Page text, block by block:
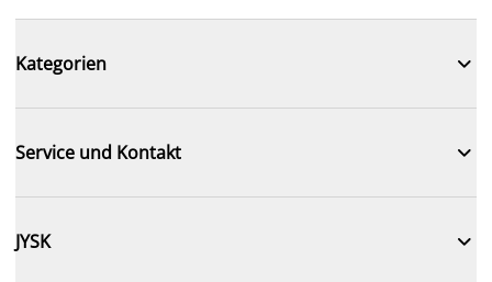
Kategorien 
Service und Kontakt 
JYSK 